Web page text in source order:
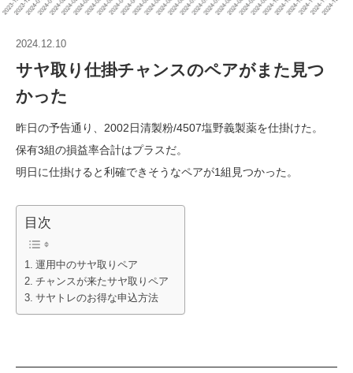
2024.12.10
サヤ取り仕掛チャンスのペアがまた見つ
かった
昨日の予告通り、2002日清製粉/4507塩野義製薬を仕掛けた。
保有3組の損益率合計はプラスだ。
明日に仕掛けると利確できそうなペアが1組見つかった。
目次
運用中のサヤ取りペア
チャンスが来たサヤ取りペア
サヤトレのお得な申込方法